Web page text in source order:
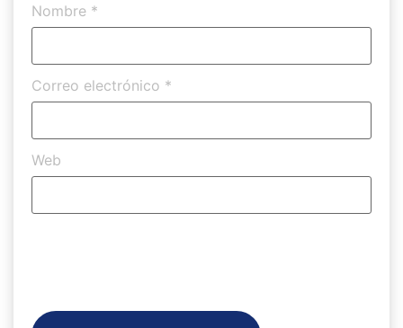
Nombre *
Correo electrónico *
Web